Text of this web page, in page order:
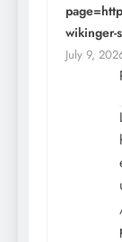
wikinger-
July 9,